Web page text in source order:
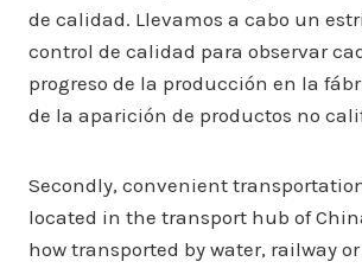
de calidad. Llevamos a cabo un
control de calidad para observar
progreso de la producción en la
de la aparición de productos no
Secondly, convenient
located in the transport hub of
how transported by water, railway